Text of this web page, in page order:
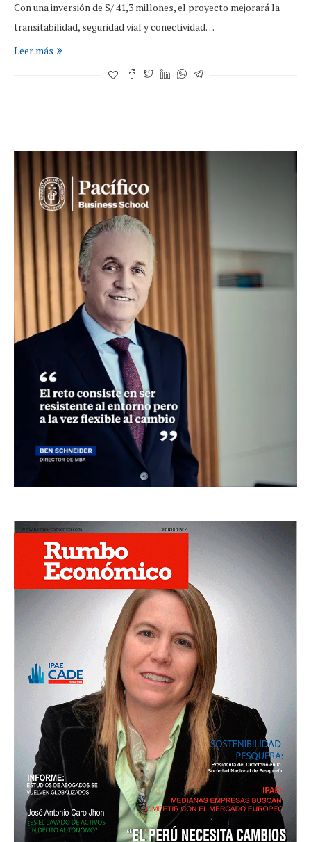
Con una inversión de S/ 41,3 millones, el proyecto mejorará la
transitabilidad, seguridad vial y conectividad…
Leer más